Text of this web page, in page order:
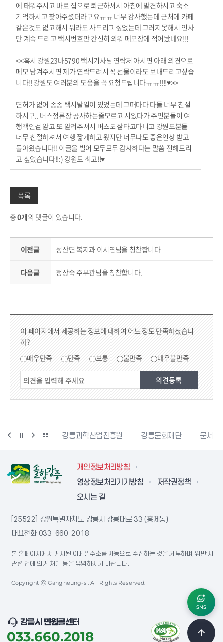
에 태워주시고 바로 집으로 퇴근하셔서 아침에 발견하시고 숙소
기억하시고 찾아주셨더라구요ㅠㅠ 너무 감사했는데 근처에 카페
같은것도 없고해서 뭐라도 사드리고 싶었는데 그러지못해서 인사
만 계속 드리고 택시번호만 간신히 외워 메모장에 적어놨네요!!!
<<혹시 강원23바5790 택시기사님 연락처 아시면 아래 의견으로
메모 남겨주시면 제가 연락드려서 꼭 선물이라도 보내드리고싶습
니다!! 강원도 여러분의 도움을 꼭 요청드립니다ㅠㅠ!!!!♥>>
면허가 없어 종종 택시탈일이 있었는데 그때마다 다들 너무 친절
하시구.. 버스정류장 공사하는줄모르고 서있다가 주민분들이 여
행객인걸 알고 또 알려주셔서 버스도 잘타고다니고 강원도분들
너무 친절하셔서 여행 짧게하고 왔지만 너무나도 좋은인상 받고
돌아왔습니다!! 이글을 빌어 모두모두 감사하다는 말씀 전해드리
고 싶었습니다!!:) 강원도 최고!!♥
목록
총0개의 댓글이 있습니다.
이전글 성산면 복지과 이서연님을 칭찬합니다
다음글 정상숙 주무관님을 칭찬합니다.
컨텐츠 만족도 조사
이 페이지에서 제공하는 정보에 대하여 어느 정도 만족하셨습니
까?
매우만족 만족 보통 불만족 매우불만족
강릉커피축제 강릉과학산업진흥원 강릉문화재단 문서24
개인정보처리방침
영상정보처리기기방침
저작권정책
오시는 길
[25522] 강원특별자치도 강릉시 강릉대로 33 (홍제동)
대표전화 033-660-2018
본 홈페이지에서 게시된 이메일주소를 자동으로 수집하는 것을 거부하며, 위반 시
관련 법에 의거 처벌 등을 유념하시기 바랍니다.
Copyright ⓒ Gangneung-si. All Rights Reserved.
강릉시 민원콜센터
033.660.2018
SNS